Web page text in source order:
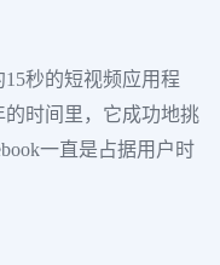
秒的短视频应用程
时间里，它成功地挑
一直是占据用户时